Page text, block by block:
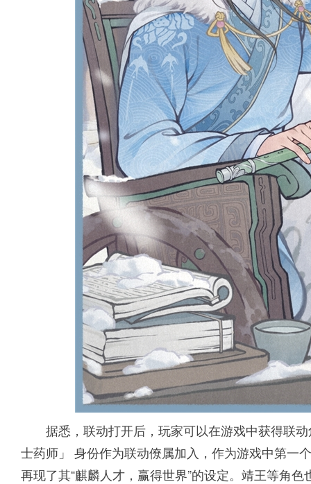
据悉，联动打开后，玩家可以在游戏中获得联
士药师」 身份作为联动僚属加入，作为游戏中第一
再现了其“麒麟人才，赢得世界”的设定。靖王等角